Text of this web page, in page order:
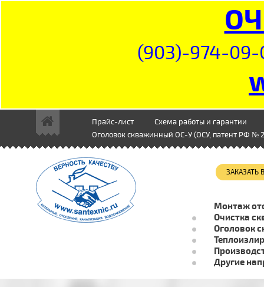
(903)-974-09-
Прайс-лист
Схема работы и гарантии
Оголовок скважинный ОС-У (ОСУ, патент РФ №
Монтаж
Очистка
Оголовок
Другие